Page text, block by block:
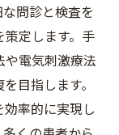
問診と検査を
定します。手
電気刺激療法
目指します。
率的に実現し